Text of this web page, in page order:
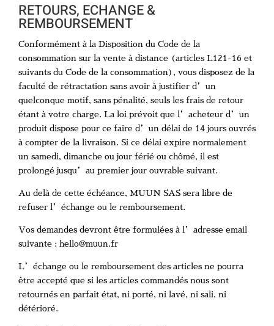
RETOURS, ECHANGE &
REMBOURSEMENT
Conformément à la Disposition du Code de la
consommation sur la vente à distance (articles L121-16 et
suivants du Code de la consommation), vous disposez de la
faculté de rétractation sans avoir à justifier d’un
quelconque motif, sans pénalité, seuls les frais de retour
étant à votre charge. La loi prévoit que l’acheteur d’un
produit dispose pour ce faire d’un délai de 14 jours ouvrés
à compter de la livraison. Si ce délai expire normalement
un samedi, dimanche ou jour férié ou chômé, il est
prolongé jusqu’au premier jour ouvrable suivant.
Au delà de cette échéance, MUUN SAS sera libre de
refuser l’échange ou le remboursement.
Vos demandes devront être formulées à l’adresse email
suivante : hello@muun.fr
L’échange ou le remboursement des articles ne pourra
être accepté que si les articles commandés nous sont
retournés en parfait état, ni porté, ni lavé, ni sali, ni
détérioré.